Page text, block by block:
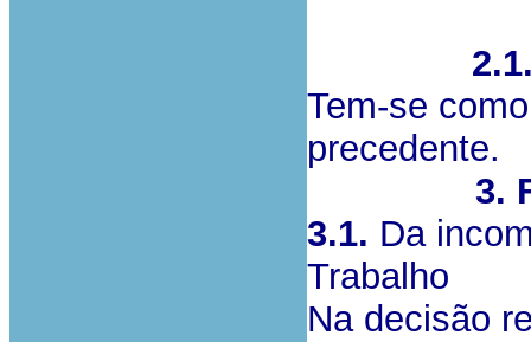
Tem-se
precedente.
3.
3.1. Da
Trabalho
Na decisão